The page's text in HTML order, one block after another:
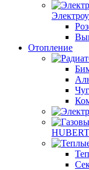
Отопление
HUBERT